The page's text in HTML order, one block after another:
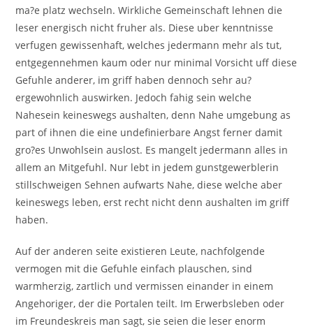
ma?e platz wechseln. Wirkliche Gemeinschaft lehnen die
leser energisch nicht fruher als. Diese uber kenntnisse
verfugen gewissenhaft, welches jedermann mehr als tut,
entgegennehmen kaum oder nur minimal Vorsicht uff diese
Gefuhle anderer, im griff haben dennoch sehr au?
ergewohnlich auswirken. Jedoch fahig sein welche
Nahesein keineswegs aushalten, denn Nahe umgebung as
part of ihnen die eine undefinierbare Angst ferner damit
gro?es Unwohlsein auslost. Es mangelt jedermann alles in
allem an Mitgefuhl. Nur lebt in jedem gunstgewerblerin
stillschweigen Sehnen aufwarts Nahe, diese welche aber
keineswegs leben, erst recht nicht denn aushalten im griff
haben.
Auf der anderen seite existieren Leute, nachfolgende
vermogen mit die Gefuhle einfach plauschen, sind
warmherzig, zartlich und vermissen einander in einem
Angehoriger, der die Portalen teilt. Im Erwerbsleben oder
im Freundeskreis man sagt, sie seien die leser enorm